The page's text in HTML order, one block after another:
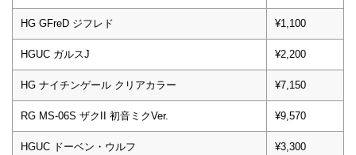
HG GFreD ジフレド ¥1,100
HGUC ガルスJ ¥2,200
HG ナイチンゲール クリアカラー ¥7,150
RG MS-06S ザクII 初音ミクVer. ¥9,570
HGUC ドーベン・ウルフ ¥3,300